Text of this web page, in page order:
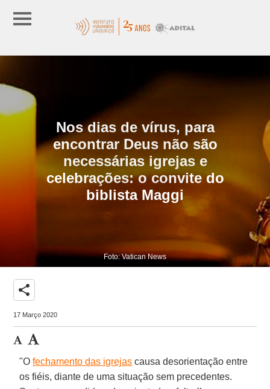
Nos dias de vírus, para
encontrar Deus não são
necessárias igrejas e
celebrações: o convite do
biblista Maggi
Foto: Vatican News
share
17 Março 2020
"Ofechamento das igrejas causa desorientação entre
os fiéis, diante de uma situação sem precedentes.